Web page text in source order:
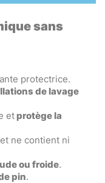
sans
protectrice.
de lavage
et protège la
et ne contient ni
ou froide.
pin.